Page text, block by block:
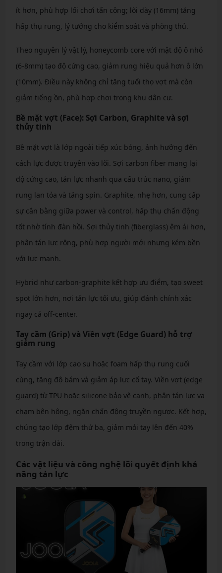
ít hơn, phù hợp lối chơi tấn công; lõi dày (16mm) tăng
hấp thụ rung, lý tưởng cho kiểm soát và phòng thủ.
Theo nguyên lý vật lý, honeycomb core với mật độ ô nhỏ
(6-8mm) tạo độ cứng cao, giảm rung hiệu quả hơn ô lớn
(10mm). Điều này không chỉ tăng tuổi thọ vợt mà còn
giảm tiếng ồn, phù hợp chơi trong khu dân cư.
Bề mặt vợt (Face): Sợi Carbon, Graphite và sợi
thủy tinh
Bề mặt vợt là lớp ngoài tiếp xúc bóng, ảnh hưởng đến
cách lực được truyền vào lõi. Sợi carbon fiber mang lại
độ cứng cao, tản lực nhanh qua cấu trúc nano, giảm
rung lan tỏa và tăng spin. Graphite, nhẹ hơn, cung cấp
sự cân bằng giữa power và control, hấp thụ chấn động
tốt nhờ tính đàn hồi. Sợi thủy tinh (fiberglass) êm ái hơn,
phân tán lực rộng, phù hợp người mới nhưng kém bền
với lực mạnh.
Hybrid như carbon-graphite kết hợp ưu điểm, tạo sweet
spot lớn hơn, nơi tản lực tối ưu, giúp đánh chính xác
ngay cả off-center.
Tay cầm (Grip) và Viền vợt (Edge Guard) hỗ trợ
giảm rung
Tay cầm với lớp cao su hoặc foam hấp thụ rung cuối
cùng, tăng độ bám và giảm áp lực cổ tay. Viền vợt (edge
guard) từ TPU hoặc silicone bảo vệ cạnh, phân tán lực va
chạm bên hông, ngăn chấn động truyền ngược. Kết hợp,
chúng tạo lớp đệm thứ ba, giảm mỏi tay lên đến 40%
trong trận dài.
Các vật liệu và công nghệ lõi quyết định khả
năng tản lực